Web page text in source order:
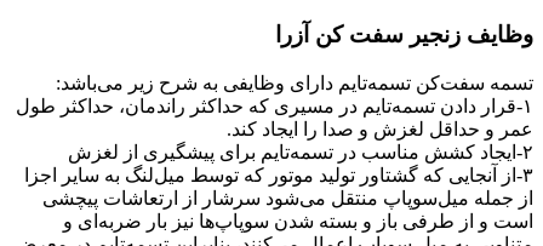
وظایف زنجیر سفت کن آزرا
تسمه سفت‌کن تسمه‌تایم دارای وظایفی به شرح زیر می‌باشد:
۱-قرار دادن تسمه‌تایم در مسیری که حداکثر راندمان، حداکثر طول
عمر و حداقل لغزش و صدا را ایجاد کند.
۲-ایجاد کشش مناسب در تسمه‌تایم برای پیشگیری از لغزش
۳-از آنجایی که گشتاور تولید موتور که توسط میل‌لنگ به سایر اجزا
از جمله میل‌سوپاپ منتقل می‌شود سرشار از ارتعاشات پیچشی
است و از طرفی باز و بسته شدن سوپاپ‌ها نیز بار ضربه‌ای و